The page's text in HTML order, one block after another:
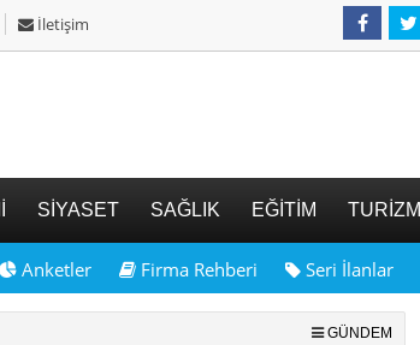
İletişim
SİYASET SAĞLIK EĞİTİM TURİZM
Anketler Firma Rehberi Seri İlanlar
GÜNDEM